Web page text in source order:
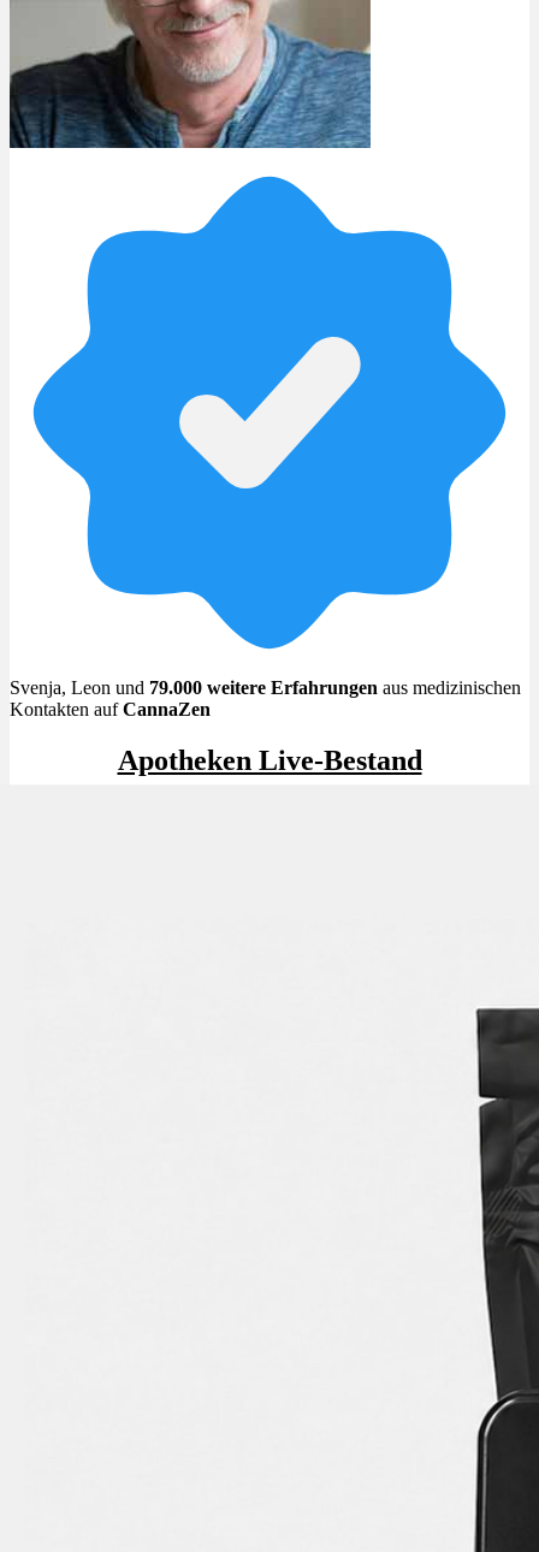
Apotheken Service
Lieferung
Erfahrungen
Menü
Svenja, Leon und 79.000 weitere Erfahrungen aus medizinischen
Kontakten aufCannaZen
Apotheken Live-Bestand